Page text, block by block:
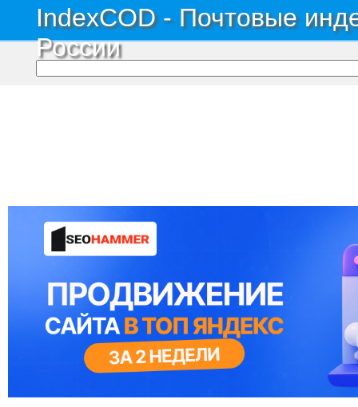
IndexCOD - Почтовые
России